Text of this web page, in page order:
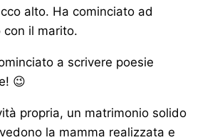
alto. Ha cominciato ad
con il marito.
a scrivere poesie
😉
propria, un matrimonio solido
la mamma realizzata e